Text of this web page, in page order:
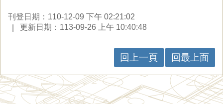
刊登日期：110-12-09 下午 02:21:02
更新日期：113-09-26 上午 10:40:48
回上一頁 回最上面